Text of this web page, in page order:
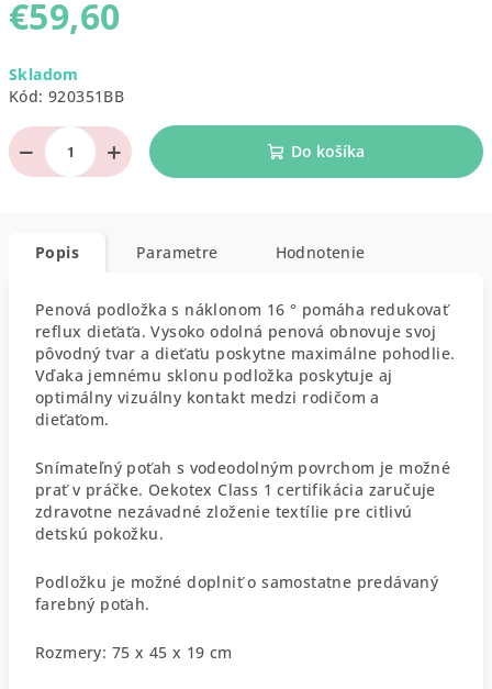
€59,60
cena:
Skladom
Kód: 920351BB
+
− Do košíka
Popis Parametre Hodnotenie
Penová podložka s náklonom 16 ° pomáha redukovať
reflux dieťaťa. Vysoko odolná penová obnovuje svoj
pôvodný tvar a dieťaťu poskytne maximálne pohodlie.
Vďaka jemnému sklonu podložka poskytuje aj
optimálny vizuálny kontakt medzi rodičom a
dieťaťom.
Snímateľný poťah s vodeodolným povrchom je možné
prať v práčke. Oekotex Class 1 certifikácia zaručuje
zdravotne nezávadné zloženie textílie pre citlivú
detskú pokožku.
Podložku je možné doplniť o samostatne predávaný
farebný poťah.
Rozmery: 75 x 45 x 19 cm